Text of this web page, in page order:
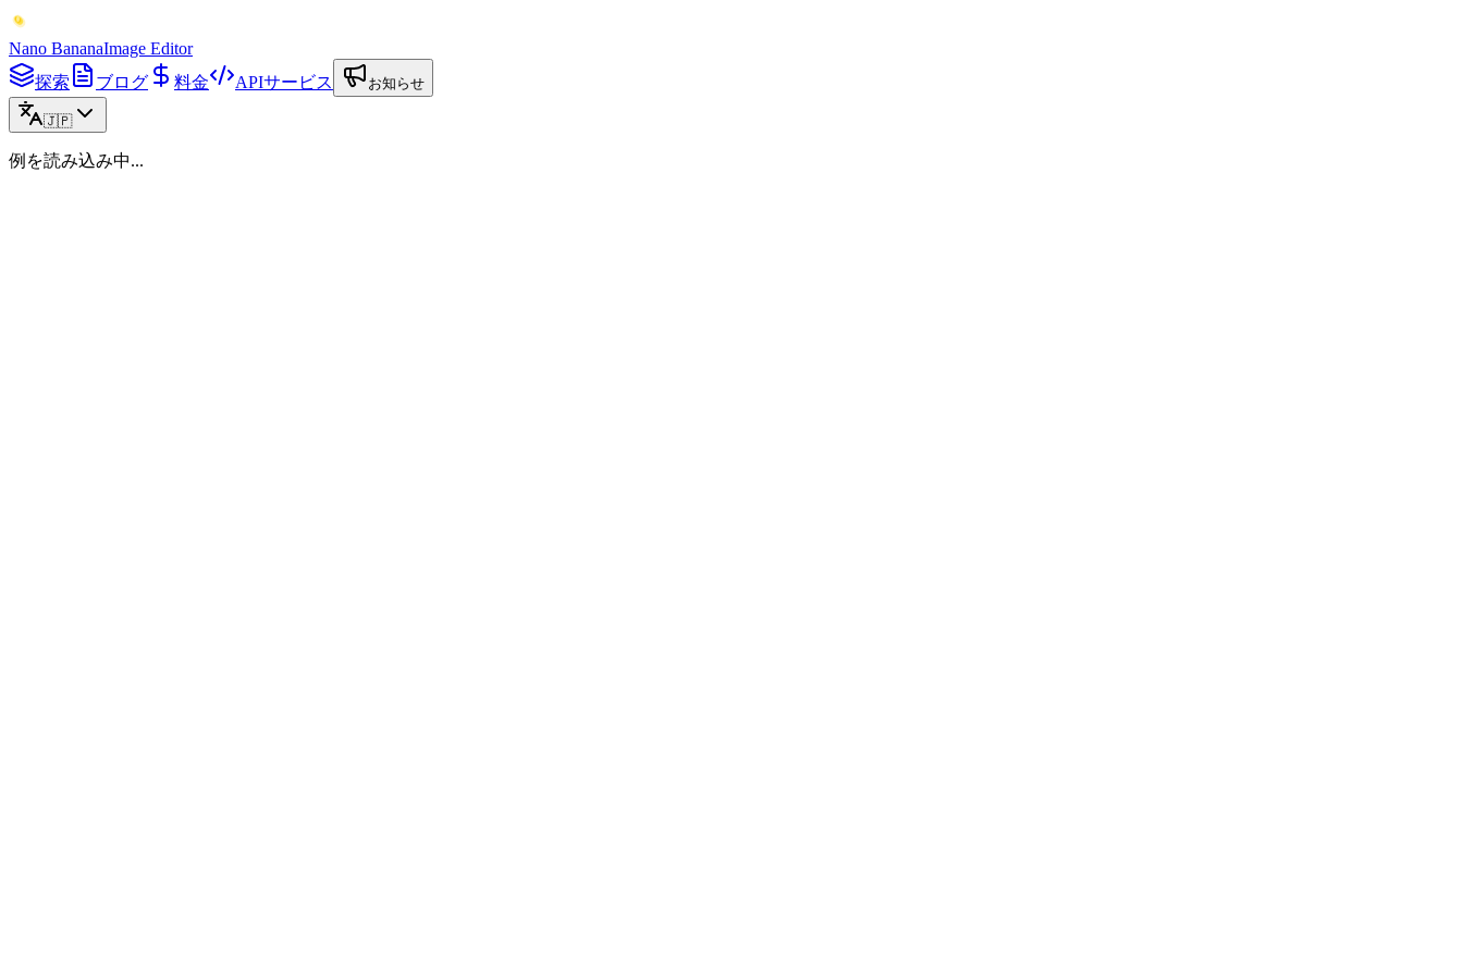
Nano BananaImage Editor
探索
ブログ 料金 APIサービス お知らせ
🇯🇵
例を読み込み中...